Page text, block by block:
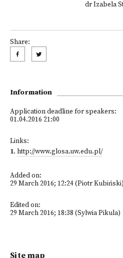
dr Izabela
Share:
Information
Application deadline for speakers:
01.04.2016 21:00
Links:
1. http://www.glosa.uw.edu.pl/
Added on:
29 March 2016; 12:24 (Piotr Kubiński)
Edited on:
29 March 2016; 18:38 (Sylwia Pikula)
Site map